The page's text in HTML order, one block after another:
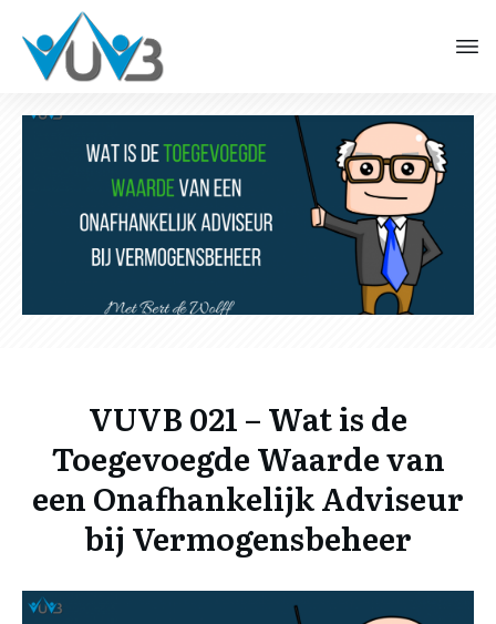
VUVB 021 – Wat is de
Toegevoegde Waarde van
een Onafhankelijk Adviseur
bij Vermogensbeheer